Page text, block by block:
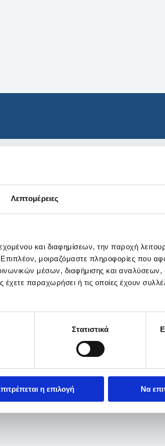
Λεπτομέρειες
και διαφημίσεων, την παροχή
μοιραζόμαστε πληροφορίες που
μέσων, διαφήμισης και αναλύσεων,
παραχωρήσει ή τις οποίες έχουν
Στατιστικά
η επιλογή Να
προϊόντα με τα